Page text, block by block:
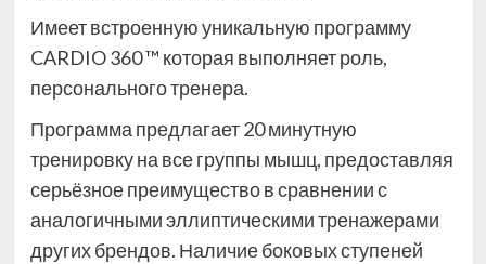
Имеет встроенную уникальную программу
CARDIO 360 ™ которая выполняет роль,
персонального тренера.
Программа предлагает 20 минутную
тренировку на все группы мышц, предоставляя
серьёзное преимущество в сравнении с
аналогичными эллиптическими тренажерами
других брендов. Наличие боковых ступеней